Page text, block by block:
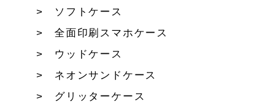
ソフトケース
全面印刷スマホケース
ウッドケース
ネオンサンドケース
グリッターケース